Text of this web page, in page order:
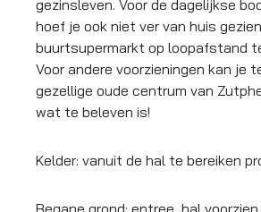
gezinsleven. Voor de dagelijkse
hoef je ook niet ver van huis
buurtsupermarkt op loopafstand
Voor andere voorzieningen kan je
gezellige oude centrum van
wat te beleven is!
Kelder: vanuit de hal te bereiken